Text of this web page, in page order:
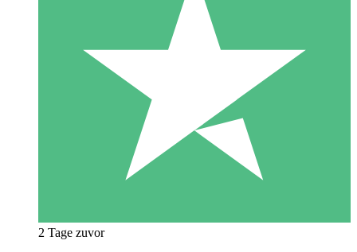
2 Tage zuvor